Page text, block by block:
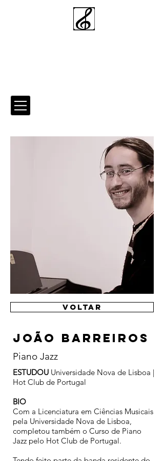
voltar
João Barreiros
Piano Jazz
ESTUDOU Universidade Nova de Lisboa |
Hot Club de Portugal
BIO
Com a Licenciatura em Ciências Musicais
pela Universidade Nova de Lisboa,
completou também o Curso de Piano
Jazz pelo Hot Club de Portugal.